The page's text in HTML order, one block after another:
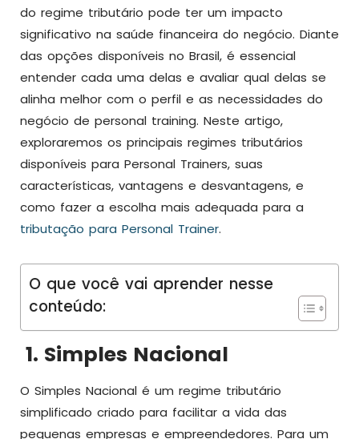
do regime tributário pode ter um impacto
significativo na saúde financeira do negócio. Diante
das opções disponíveis no Brasil, é essencial
entender cada uma delas e avaliar qual delas se
alinha melhor com o perfil e as necessidades do
negócio de personal training. Neste artigo,
exploraremos os principais regimes tributários
disponíveis para Personal Trainers, suas
características, vantagens e desvantagens, e
como fazer a escolha mais adequada para a
tributação para Personal Trainer.
O que você vai aprender nesse
conteúdo:
1. Simples Nacional
O Simples Nacional é um regime tributário
simplificado criado para facilitar a vida das
pequenas empresas e empreendedores. Para um